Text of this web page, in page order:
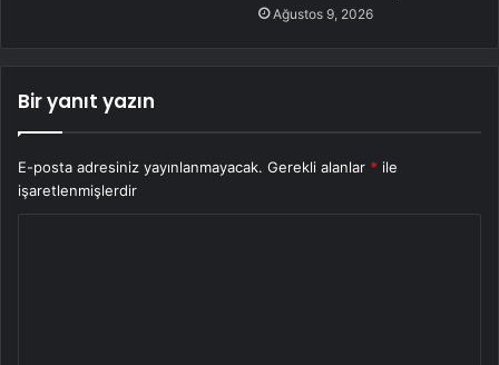
Ağustos 9, 2026
Bir yanıt yazın
E-posta adresiniz yayınlanmayacak. Gerekli alanlar * ile
işaretlenmişlerdir